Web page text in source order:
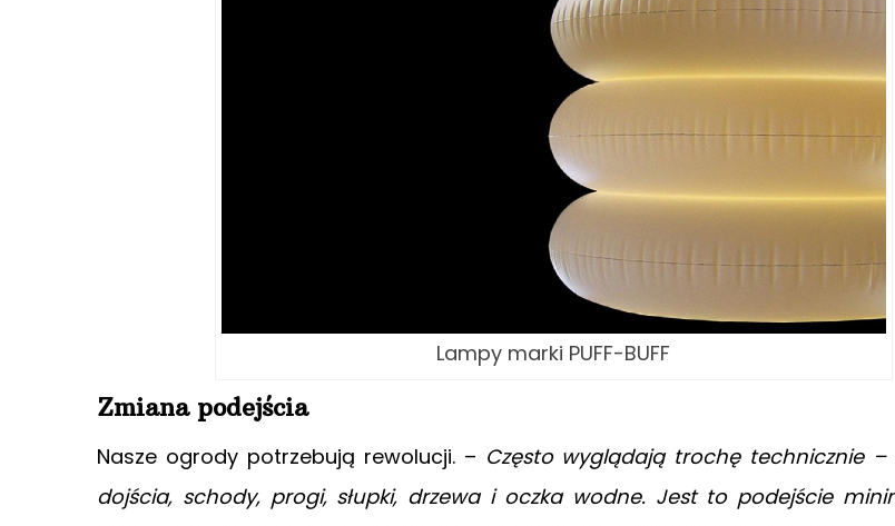
Lampy marki PUFF-BUFF
Zmiana podejścia
Nasze ogrody potrzebują rewolucji. – Często wyglądają trochę technicznie –
dojścia, schody, progi, słupki, drzewa i oczka wodne. Jest to podejście